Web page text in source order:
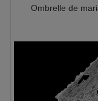
Ombrelle de